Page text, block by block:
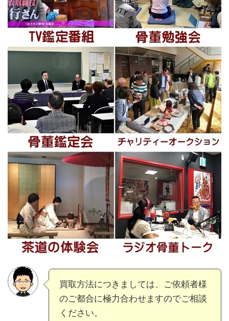
買取方法につきましては、ご依頼者様
のご都合に極力合わせますのでご相談
ください。